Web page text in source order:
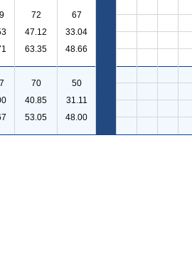
72
47.12
63.35
67
33.04
48.66
70
40.85
53.05
50
31.11
48.00